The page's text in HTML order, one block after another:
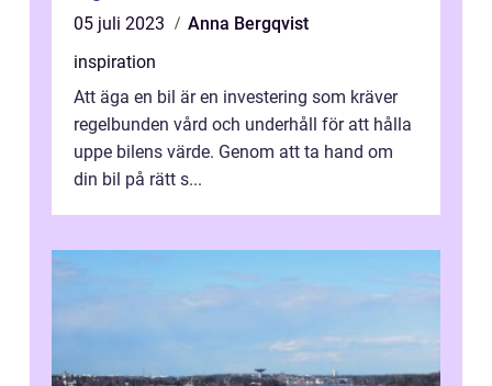
05 juli 2023
Anna Bergqvist
inspiration
Att äga en bil är en investering som kräver
regelbunden vård och underhåll för att hålla
uppe bilens värde. Genom att ta hand om
din bil på rätt s...